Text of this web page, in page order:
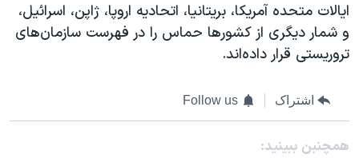
ایالات متحده آمریکا، بریتانیا، اتحادیه اروپا، ژاپن، اسرائیل،
و شمار دیگری از کشورها حماس را در فهرست سازمان‌های
تروریستی قرار داده‌‌اند.
اشتراک Follow us
همچنبن ببینید: